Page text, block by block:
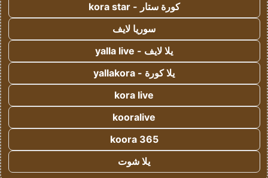
كورة ستار - kora star
سوريا لايف
يلا لايف - yalla live
يلا كورة - yallakora
kora live
kooralive
koora 365
يلا شوت